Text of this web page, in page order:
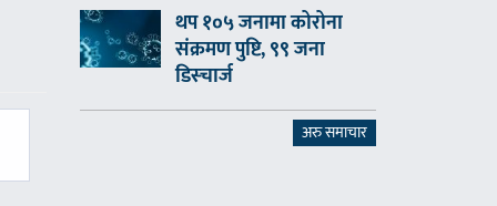
थप १०५ जनामा कोरोना
संक्रमण पुष्टि, ९९ जना
डिस्चार्ज
अरु समाचार